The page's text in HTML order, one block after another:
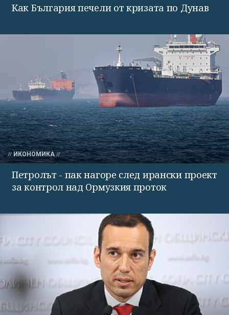
Как България печели от кризата по Дунав
ИКОНОМИКА
Петролът - пак нагоре след ирански проект
за контрол над Ормузкия проток